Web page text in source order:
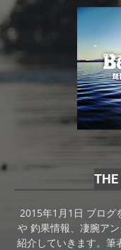
THE
2015年1月1日 ブログ
や 釣果情報、凄腕ア
紹介していきます。筆